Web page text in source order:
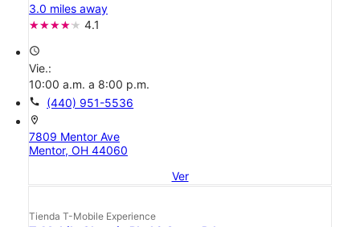
3.0 miles away
4.1
access_time
Vie.:
10:00 a.m. a 8:00 p.m.
call (440) 951-5536
location_on
7809 Mentor Ave
Mentor, OH 44060
Ver
Tienda T-Mobile Experience